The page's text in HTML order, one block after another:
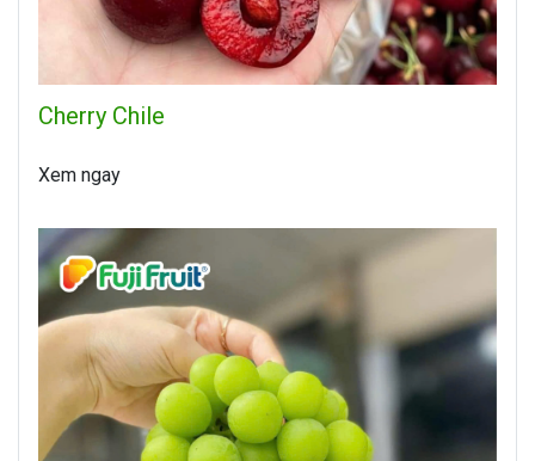
Cherry Chile
Xem ngay